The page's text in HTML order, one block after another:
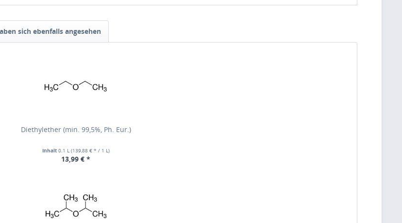
sich ebenfalls angesehen
Diethylether (min. 99,5%, Ph. Eur.)
Inhalt 0.1 L (139,88 € * / 1 L)
13,99 € *